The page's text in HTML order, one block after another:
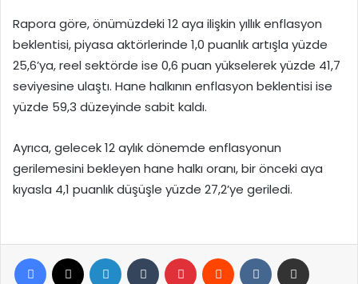
Rapora göre, önümüzdeki 12 aya ilişkin yıllık enflasyon
beklentisi, piyasa aktörlerinde 1,0 puanlık artışla yüzde
25,6’ya, reel sektörde ise 0,6 puan yükselerek yüzde 41,7
seviyesine ulaştı. Hane halkının enflasyon beklentisi ise
yüzde 59,3 düzeyinde sabit kaldı.
Ayrıca, gelecek 12 aylık dönemde enflasyonun
gerilemesini bekleyen hane halkı oranı, bir önceki aya
kıyasla 4,1 puanlık düşüşle yüzde 27,2’ye geriledi.
Facebook LinkedIn Tumblr Pinterest Reddit VKontakte